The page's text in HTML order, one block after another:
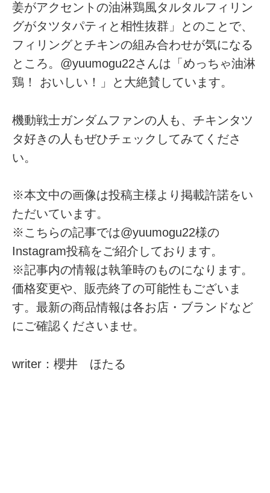
姜がアクセントの油淋鶏風タルタルフィリン
グがタツタパティと相性抜群」とのことで、
フィリングとチキンの組み合わせが気になる
ところ。@yuumogu22さんは「めっちゃ油淋
鶏！ おいしい！」と大絶賛しています。
機動戦士ガンダムファンの人も、チキンタツ
タ好きの人もぜひチェックしてみてくださ
い。
※本文中の画像は投稿主様より掲載許諾をい
ただいています。
※こちらの記事では@yuumogu22様の
Instagram投稿をご紹介しております。
※記事内の情報は執筆時のものになります。
価格変更や、販売終了の可能性もございま
す。最新の商品情報は各お店・ブランドなど
にご確認くださいませ。
writer：櫻井 ほたる